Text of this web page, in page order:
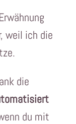
weil ich die
die
du mit